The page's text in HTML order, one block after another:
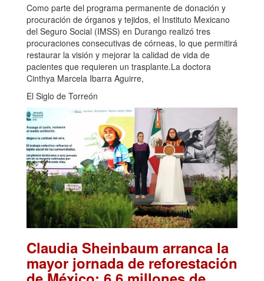
Como parte del programa permanente de donación y
procuración de órganos y tejidos, el Instituto Mexicano
del Seguro Social (IMSS) en Durango realizó tres
procuraciones consecutivas de córneas, lo que permitirá
restaurar la visión y mejorar la calidad de vida de
pacientes que requieren un trasplante.La doctora
Cinthya Marcela Ibarra Aguirre,
El Siglo de Torreón
Claudia Sheinbaum arranca la
mayor jornada de reforestación